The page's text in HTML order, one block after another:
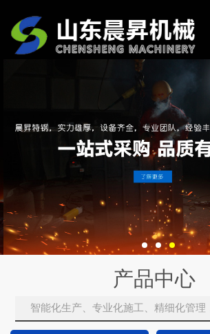
产品中心
智能化生产、专业化施工、精细化管理